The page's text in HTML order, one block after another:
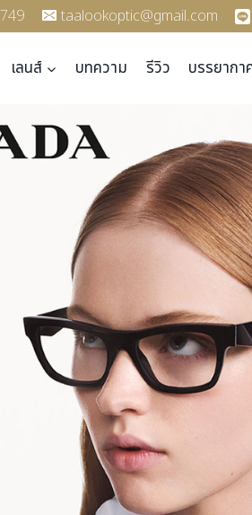
taalookoptic@gmail.com
เลนส์ บทความ รีวิว บรรยากา